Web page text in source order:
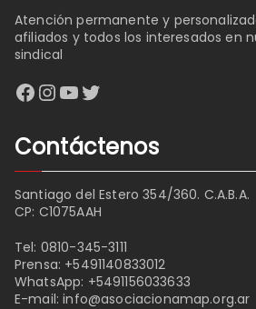
Atención permanente y
afiliados y todos los interesados en
sindical
Facebook
Instagram
YouTube
Twitter
Contáctenos
Santiago del Estero 354/360. C.A.B.A.
CP: C1075AAH
Tel: 0810-345-3111
Prensa: +5491140833012
WhatsApp: +5491156033633
E-mail:info@asociacionamap.org.ar